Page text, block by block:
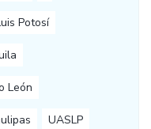
Potosí
León
UASLP